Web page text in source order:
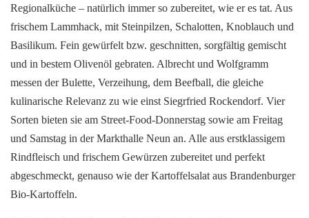
Regionalküche – natürlich immer so zubereitet, wie er es tat. Aus
frischem Lammhack, mit Steinpilzen, Schalotten, Knoblauch und
Basilikum. Fein gewürfelt bzw. geschnitten, sorgfältig gemischt
und in bestem Olivenöl gebraten. Albrecht und Wolfgramm
messen der Bulette, Verzeihung, dem Beefball, die gleiche
kulinarische Relevanz zu wie einst Siegrfried Rockendorf. Vier
Sorten bieten sie am Street-Food-Donnerstag sowie am Freitag
und Samstag in der Markthalle Neun an. Alle aus erstklassigem
Rindfleisch und frischem Gewürzen zubereitet und perfekt
abgeschmeckt, genauso wie der Kartoffelsalat aus Brandenburger
Bio-Kartoffeln.